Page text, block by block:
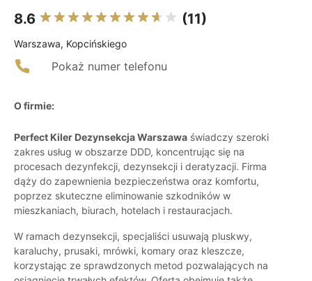
8.6 (11)
Warszawa, Kopcińskiego
Pokaż numer telefonu
O firmie:
Perfect Kiler Dezynsekcja Warszawa świadczy szeroki
zakres usług w obszarze DDD, koncentrując się na
procesach dezynfekcji, dezynsekcji i deratyzacji. Firma
dąży do zapewnienia bezpieczeństwa oraz komfortu,
poprzez skuteczne eliminowanie szkodników w
mieszkaniach, biurach, hotelach i restauracjach.
W ramach dezynsekcji, specjaliści usuwają pluskwy,
karaluchy, prusaki, mrówki, komary oraz kleszcze,
korzystając ze sprawdzonych metod pozwalających na